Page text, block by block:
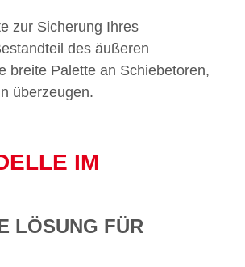
zur Sicherung Ihres
des äußeren
breite Palette an Schiebetoren,
überzeugen.
IM
LÖSUNG FÜR